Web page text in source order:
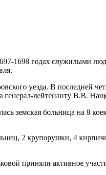
1698 годах служилыми
уезда. В последней
лейтенанту В.В.
земская больница на 8
2 крупорушки, 4
приняли активное